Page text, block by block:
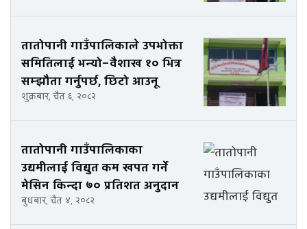
तातोपानी गाउँपालिकाले उपभोक्ता
समितिलाई भन्यो–वैशाख १० भित्र
सम्झौता गर्नुपर्छ, छिटो आउनू
शुक्रबार, चैत ६, २०८२
तातोपानी गाउँपालिकाका
उद्यमीलाई विद्युत कम खपत गर्ने
मेसिन किन्दा ७० प्रतिशत अनुदान
बुधबार, चैत ४, २०८२